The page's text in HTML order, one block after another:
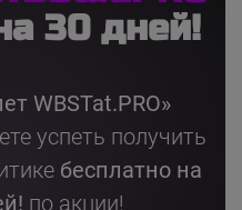
30 дней!
WBSTat.PRO»
успеть получить
бесплатно на
по акции!